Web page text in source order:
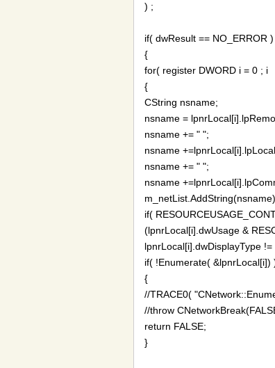
) ;
if( dwResult == NO_ERROR )
{
for( register DWORD i = 0 ; i
{
CString nsname;
nsname =
nsname += " ";
nsname
nsname += " ";
nsname
if(
(lpnrLocal[i].dwUsage &
lpnrLocal[i].dwDisplayType !=
if( !Enumerate( &lpnrLocal[i])
{
//TRACE0(
//throw
return FALSE;
}